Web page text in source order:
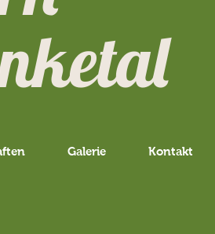
Galerie Kontakt